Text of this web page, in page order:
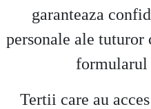
garanteaza
personale ale tuturor
formularul
Tertii care au